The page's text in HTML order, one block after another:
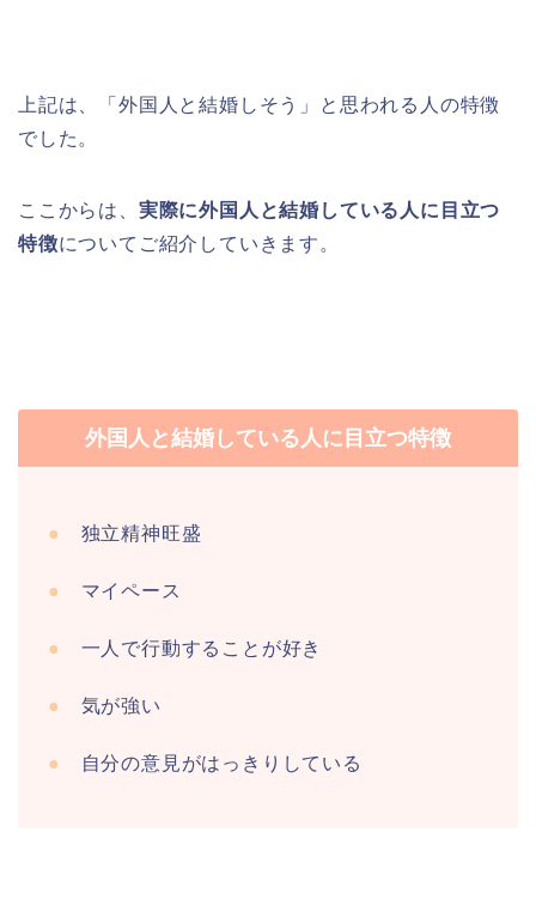
上記は、「外国人と結婚しそう」と思われる人の特徴
でした。
ここからは、 実際に外国人と結婚している人に目立つ
特徴についてご紹介していきます。
外国人と結婚している人に目立つ特徴
● 独立精神旺盛
● マイペース
● 一人で行動することが好き
● 気が強い
● 自分の意見がはっきりしている